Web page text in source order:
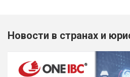
Новости в странах и